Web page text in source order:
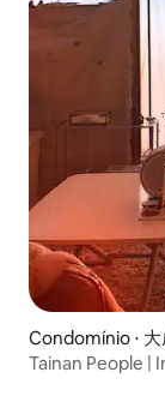
Condomínio ⋅ 大
Tainan People |